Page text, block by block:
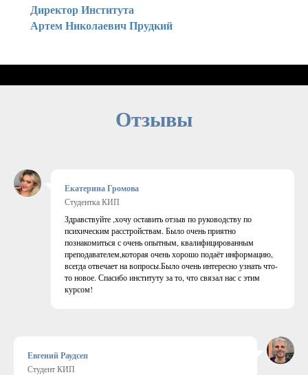
Директор Института
Артем Николаевич Прудкий
Отзывы
Екатерина Громова
Студентка КИП
Здравствуйте ,хочу оставить отзыв по руководству по
психическим расстройствам. Было очень приятно
познакомиться с очень опытным, квалифицированным
преподавателем,которая очень хорошо подаёт информацию,
всегда отвечает на вопросы.Было очень интересно узнать что-
то новое. Спасибо институту за то, что связал нас с этим
курсом!
Евгений Раудсеп
Студент КИП